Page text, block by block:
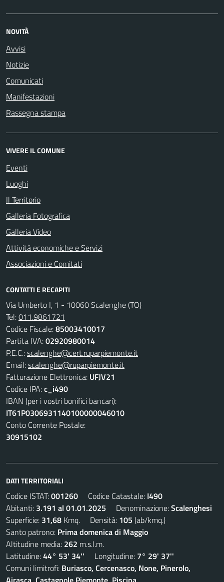
NOVITÀ
Avvisi
Notizie
Comunicati
Manifestazioni
Rassegna stampa
VIVERE IL COMUNE
Eventi
Luoghi
Il Territorio
Galleria Fotografica
Galleria Video
Attività economiche e Servizi
Associazioni e Comitati
CONTATTI E RECAPITI
Via Umberto I, 1 - 10060 Scalenghe (TO)
Tel:011.9861721
Codice Fiscale:85003410017
Partita IVA:02920980014
P.E.C.:scalenghe@cert.ruparpiemonte.it
Email:scalenghe@ruparpiemonte.it
Fatturazione Elettronica: UFJV21
Codice IPA:c_i490
IBAN (per i vostri bonifici bancari):
IT61P0306931140100000046010
Conto Corrente Postale:
30915102
DATI TERRITORIALI
Codice ISTAT:001260 Codice Catastale: I490
Abitanti: 3.191 al 01.01.2025 Denominazione:Scalenghesi
Superficie: 31,68 Kmq. Densità: 105 (ab/kmq.)
Santo patrono: Prima domenica di Maggio
Altitudine media: 262 m.s.l.m.
Latitudine:44° 53' 34'' Longitudine: 7° 29' 37''
Comuni limitrofi: Buriasco, Cercenasco, None, Pinerolo,